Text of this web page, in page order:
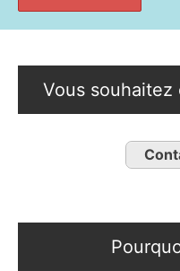
Vous souhaitez